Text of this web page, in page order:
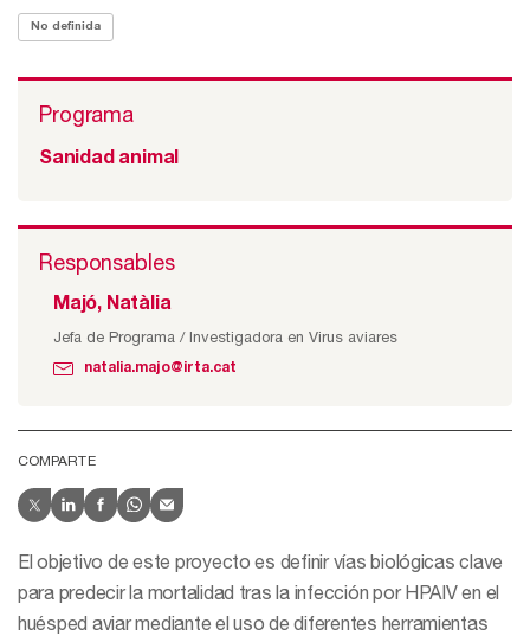
No definida
Programa
Sanidad animal
Responsables
Majó, Natàlia
Jefa de Programa / Investigadora en Virus aviares
natalia.majo@irta.cat
COMPARTE
El objetivo de este proyecto es definir vías biológicas clave
para predecir la mortalidad tras la infección por HPAIV en el
huésped aviar mediante el uso de diferentes herramientas